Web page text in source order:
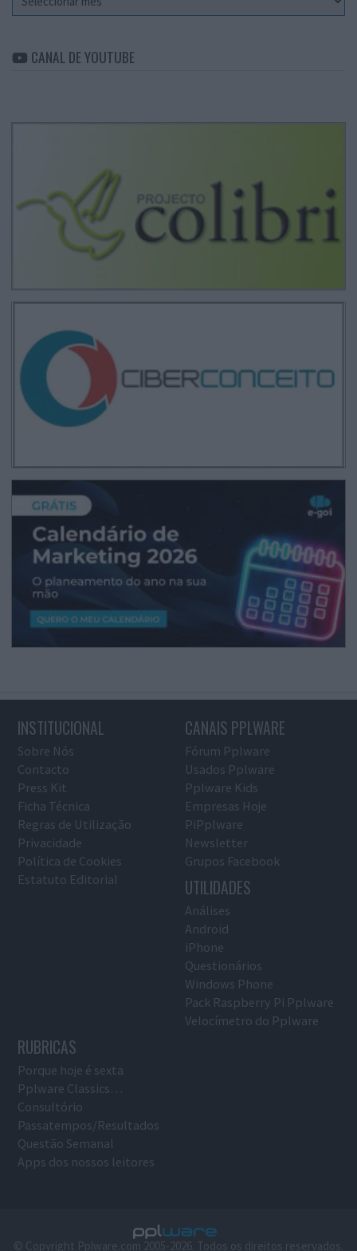
CANAL DE YOUTUBE
INSTITUCIONAL
Sobre Nós
Contacto
Press Kit
Ficha Técnica
Regras de Utilização
Privacidade
Política de Cookies
Estatuto Editorial
CANAIS PPLWARE
Fórum Pplware
Usados Pplware
Pplware Kids
Empresas Hoje
PiPplware
Newsletter
Grupos Facebook
UTILIDADES
Análises
Android
iPhone
Questionários
Windows Phone
Pack Raspberry Pi Pplware
Velocímetro do Pplware
RUBRICAS
Porque hoje é sexta
Pplware Classics…
Consultório
Passatempos/Resultados
Questão Semanal
Apps dos nossos leitores
© Copyright Pplware.com 2005-2026. Todos os direitos reservados.